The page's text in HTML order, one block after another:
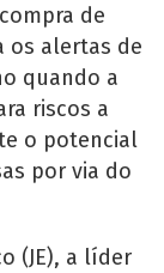
de
os alertas de
quando a
riscos a
o potencial
por via do
(JE), a líder